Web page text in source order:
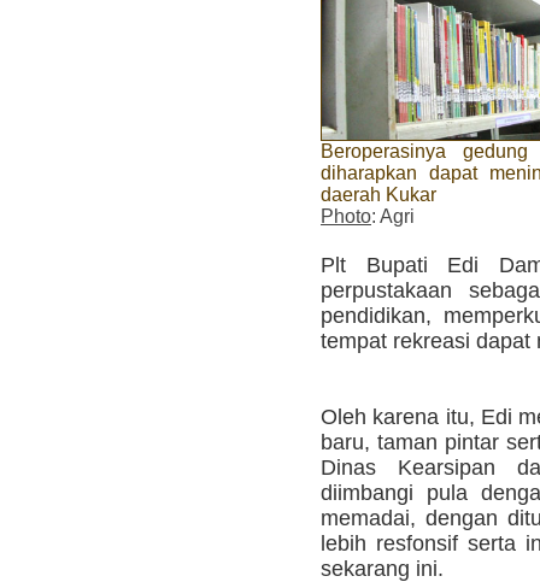
Beroperasinya
diharapkan dapat
daerah Kukar
Photo: Agri
Plt Bupati Edi
perpustakaan
pendidikan,
tempat rekreasi dapat
Oleh karena itu, Edi
baru, taman pintar
Dinas Kearsipan
diimbangi pula
memadai, dengan
lebih resfonsif serta
sekarang ini.